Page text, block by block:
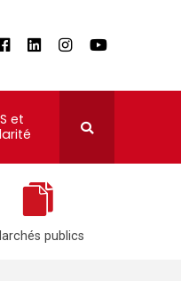
et
publics